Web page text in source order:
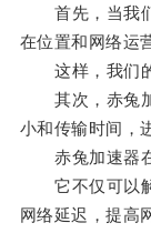
首先，当我们
在位置和网络运
这样，我们的
其次，赤兔加
小和传输时间，
赤兔加速器在
它不仅可以解
网络延迟，提高